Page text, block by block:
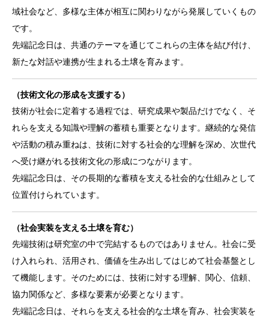
域社会など、多様な主体が相互に関わりながら発展していくもの
です。
先端記念日は、共通のテーマを通じてこれらの主体を結び付け、
新たな対話や連携が生まれる土壌を育みます。
（技術文化の形成を支援する）
技術が社会に定着する過程では、研究成果や製品だけでなく、そ
れらを支える知識や理解の蓄積も重要となります。継続的な発信
や活動の積み重ねは、技術に対する社会的な理解を深め、次世代
へ受け継がれる技術文化の形成につながります。
先端記念日は、その長期的な蓄積を支える社会的な仕組みとして
位置付けられています。
（社会実装を支える土壌を育む）
先端技術は研究室の中で完結するものではありません。社会に受
け入れられ、活用され、価値を生み出してはじめて社会基盤とし
て機能します。そのためには、技術に対する理解、関心、信頼、
協力関係など、多様な要素が必要となります。
先端記念日は、それらを支える社会的な土壌を育み、社会実装を